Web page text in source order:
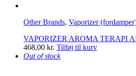
Other Brands, Vaporizer
VAPORIZER AROMA TERAPI
468,00 kr. Tilføj til kurv
Out of stock